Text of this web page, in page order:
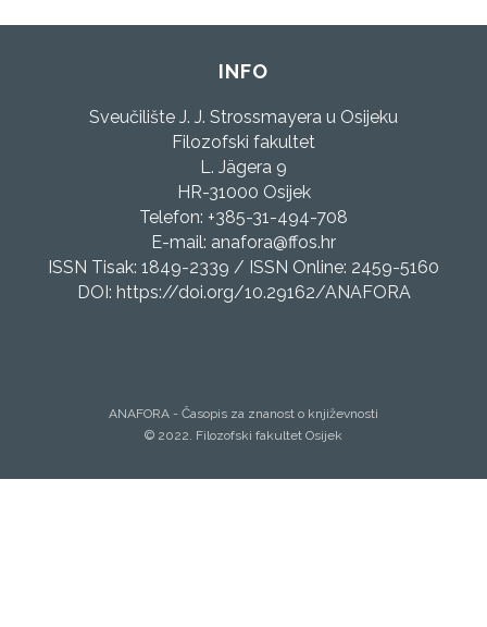
INFO
Sveučilište J. J. Strossmayera u Osijeku
Filozofski fakultet
L. Jägera 9
HR-31000 Osijek
Telefon: +385-31-494-708
E-mail: anafora@ffos.hr
ISSN Tisak: 1849-2339 / ISSN Online: 2459-5160
DOI: https://doi.org/10.29162/ANAFORA
ANAFORA - Časopis za znanost o književnosti
© 2022. Filozofski fakultet Osijek